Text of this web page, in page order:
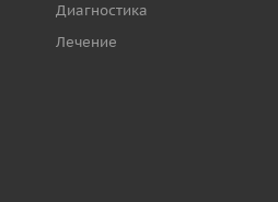
Диагностика
Лечение